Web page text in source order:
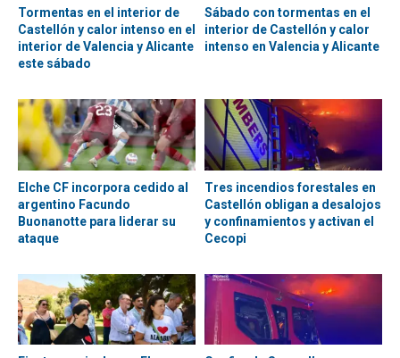
Tormentas en el interior de
Castellón y calor intenso en el
interior de Valencia y Alicante
este sábado
Sábado con tormentas en el
interior de Castellón y calor
intenso en Valencia y Alicante
Elche CF incorpora cedido al
argentino Facundo
Buonanotte para liderar su
ataque
Tres incendios forestales en
Castellón obligan a desalojos
y confinamientos y activan el
Cecopi